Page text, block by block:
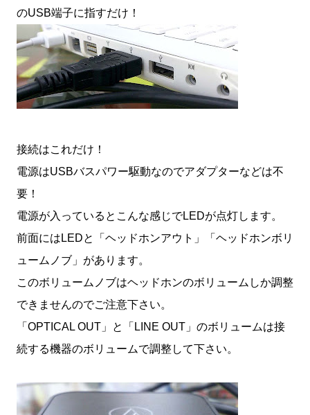
のUSB端子に指すだけ！
接続はこれだけ！
電源はUSBバスパワー駆動なのでアダプターなどは不
要！
電源が入っているとこんな感じでLEDが点灯します。
前面にはLEDと「ヘッドホンアウト」「ヘッドホンボリ
ュームノブ」があります。
このボリュームノブはヘッドホンのボリュームしか調整
できませんのでご注意下さい。
「OPTICAL OUT」と「LINE OUT」のボリュームは接
続する機器のボリュームで調整して下さい。